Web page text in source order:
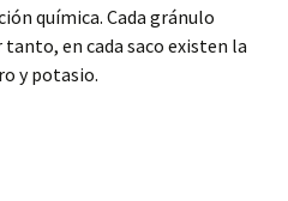
química. Cada gránulo
en cada saco existen la
y potasio.